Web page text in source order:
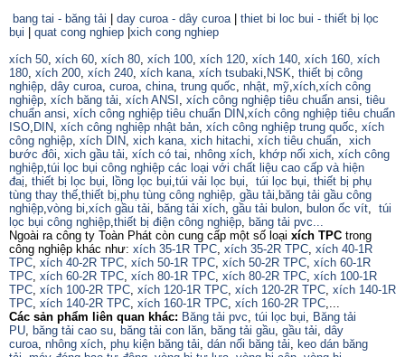
bang tai - băng tải
day curoa - dây curoa| thiet bi loc bui - thiết bị lọc
bụi
quat cong nghiep xich cong nghiep
xích 50, xích 60, xích 80, xích 100, xích 120, xích 140, xích 160, xích
180, xích 200, xích 240, xích kana, xích tsubaki, NSK, thiết bị công
nghiệp, dây curoa, curoa, china, trung quốc, nhật, mỹ,xích,xích công
nghiệp, xích băng tải, xích ANSI , xích công nghiệp tiêu chuẩn ansi, tiêu
chuẩn ansi, xích công nghiệp tiêu chuẩn DIN,xích công nghiệp tiêu chuẩn
ISO, DIN, xích công nghiệp nhật bản, xích công nghiệp trung quốc, xích
công nghiệp, xích DIN, xich kana, xich hitachi, xích tiêu chuẩn, xich
bước đôi, xich gầu tải, xích có tai, nhông xích, khớp nối xich, xích công
nghiệp,túi lọc bụi công nghiệp các loại với chất liệu cao cấp và hiện
đaị, thiết bị lọc bụi, lồng lọc bụi,túi vải lọc bụi, túi lọc bụi, thiết bị phụ
tùng thay thế,thiết bị,phụ tùng công nghiệp, gầu tải, băng tải gầu công
nghiệp,vòng bi,xích gầu tải, băng tải xích, gầu tải bulon, bulon ốc vít, túi
lọc bụi công nghiệp,thiết bị điện công nghiệp, băng tải pvc...
Ngoài ra công ty Toàn Phát còn cung cấp một số loại xích TPC trong
công nghiệp khác như: xích 35-1R TPC, xích 35-2R TPC, xích 40-1R
TPC, xích 40-2R TPC, xích 50-1R TPC, xích 50-2R TPC, xích 60-1R
TPC, xích 60-2R TPC, xích 80-1R TPC, xích 80-2R TPC, xích 100-1R
TPC, xích 100-2R TPC, xích 120-1R TPC, xích 120-2R TPC, xích 140-1R
TPC, xích 140-2R TPC, xích 160-1R TPC, xích 160-2R TPC,...
Các sản phẩm liên quan khác: Băng tải pvc, túi lọc bụi, Băng tải
PU, băng tải cao su, băng tải con lăn, băng tải gầu, gầu tải, dây
curoa, nhông xích, phụ kiện băng tải, dán nối băng tải, keo dán băng